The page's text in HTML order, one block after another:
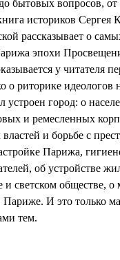
бытовых вопросов, от
историков Сергея
рассказывает о
эпохи
у читателя
о риторике
устроен город: о
и ремесленных
властей и борьбе с
Парижа,
об устройстве
и светском обществе, о
И это только
тем.